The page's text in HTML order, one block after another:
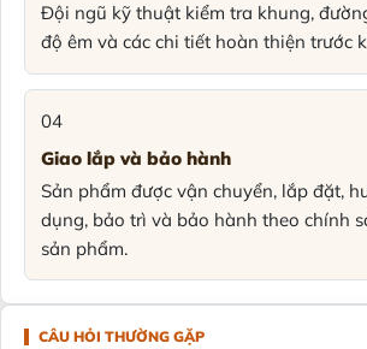
Đội ngũ kỹ thuật kiểm tra khung,
độ êm và các chi tiết hoàn thiện trước
04
Giao lắp và bảo hành
Sản phẩm được vận chuyển, lắp đặt,
dụng, bảo trì và bảo hành theo chính
sản phẩm.
CÂU HỎI THƯỜNG GẶP